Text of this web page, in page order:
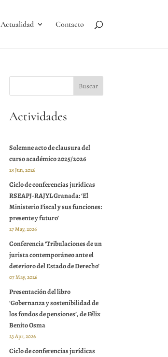
Actualidad Contacto
Actividades
Solemne acto de clausura del
curso académico 2025/2026
23 Jun, 2026
Ciclo de conferencias jurídicas
RSEAPJ-RAJYL Granada: ‘El
Ministerio Fiscal y sus funciones:
presente y futuro’
27 May, 2026
Conferencia ‘Tribulaciones de un
jurista contemporáneo ante el
deterioro del Estado de Derecho’
07 May, 2026
Presentación del libro
‘Gobernanza y sostenibilidad de
los fondos de pensiones’, de Félix
Benito Osma
23 Apr, 2026
Ciclo de conferencias jurídicas